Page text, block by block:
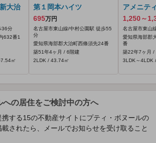
大治
36分
632番1
㎡
第１岡本ハイツ
695万円
名古屋市東山線/中村公園駅 徒歩55
分
愛知県海部郡大治町西條須先24番
築51年4ヶ月 / 6階建
2LDK / 43.74㎡
アメニテ
1,250～
名古屋市東山
愛知県海部郡
番
築22年7ヶ月 /
3LDK～4LDK
への居住をご検討中の方へ
携する15の不動産サイトにプティ・ボヌールの
されたら、メールでお知らせを受け取ること